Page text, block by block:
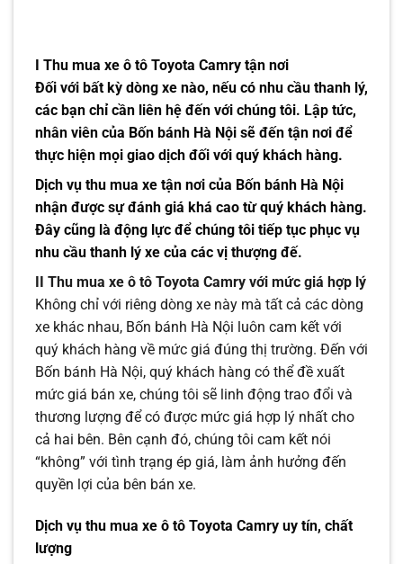
I Thu mua xe ô tô Toyota Camry tận nơi
Đối với bất kỳ dòng xe nào, nếu có nhu cầu thanh lý,
các bạn chỉ cần liên hệ đến với chúng tôi. Lập tức,
nhân viên của Bốn bánh Hà Nội sẽ đến tận nơi để
thực hiện mọi giao dịch đối với quý khách hàng.
Dịch vụ thu mua xe tận nơi của Bốn bánh Hà Nội
nhận được sự đánh giá khá cao từ quý khách hàng.
Đây cũng là động lực để chúng tôi tiếp tục phục vụ
nhu cầu thanh lý xe của các vị thượng đế.
II Thu mua xe ô tô Toyota Camry với mức giá hợp lý
Không chỉ với riêng dòng xe này mà tất cả các dòng
xe khác nhau, Bốn bánh Hà Nội luôn cam kết với
quý khách hàng về mức giá đúng thị trường. Đến với
Bốn bánh Hà Nội, quý khách hàng có thể đề xuất
mức giá bán xe, chúng tôi sẽ linh động trao đổi và
thương lượng để có được mức giá hợp lý nhất cho
cả hai bên. Bên cạnh đó, chúng tôi cam kết nói
“không” với tình trạng ép giá, làm ảnh hưởng đến
quyền lợi của bên bán xe.
Dịch vụ thu mua xe ô tô Toyota Camry uy tín, chất
lượng